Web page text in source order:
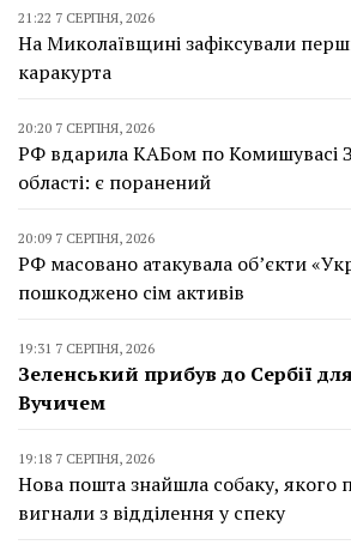
21:22 7 СЕРПНЯ, 2026
На Миколаївщині зафіксували
каракурта
20:20 7 СЕРПНЯ, 2026
РФ вдарила КАБом по Комишувасі
області: є поранений
20:09 7 СЕРПНЯ, 2026
РФ масовано атакувала об’єкти
пошкоджено сім активів
19:31 7 СЕРПНЯ, 2026
Зеленський прибув до Сербії
Вучичем
19:18 7 СЕРПНЯ, 2026
Нова пошта знайшла собаку, якого
вигнали з відділення у спеку